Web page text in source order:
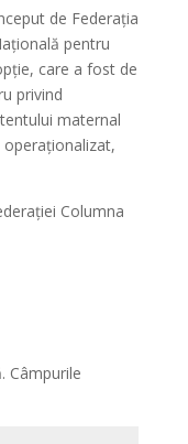
de Federația
pentru
care a fost de
privind
maternal
Columna
Câmpurile